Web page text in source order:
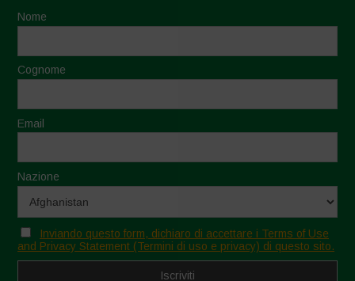
Nome
Cognome
Email
Nazione
Inviando questo form, dichiaro di accettare i Terms of Use
and Privacy Statement (Termini di uso e privacy) di questo sito.